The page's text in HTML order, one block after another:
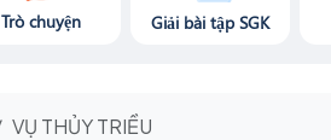
Trò chuyện Giải bài tập SGK
VỤ THỦY TRIỀU